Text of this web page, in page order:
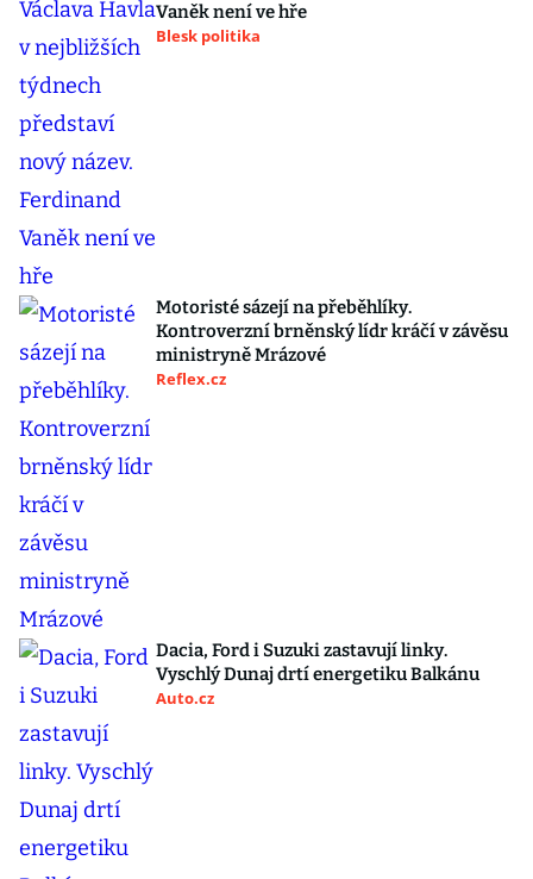
Vaněk není ve hře
Blesk politika
Motoristé sázejí na přeběhlíky.
Kontroverzní brněnský lídr kráčí v závěsu
ministryně Mrázové
Reflex.cz
Dacia, Ford i Suzuki zastavují linky.
Vyschlý Dunaj drtí energetiku Balkánu
Auto.cz